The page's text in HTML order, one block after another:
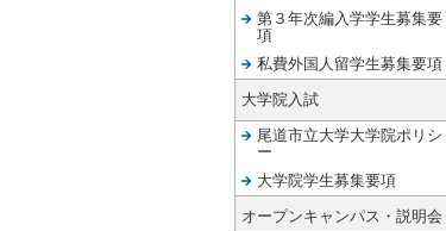
第３年次編入学学生募集要
項
私費外国人留学生募集要項
大学院入試
尾道市立大学大学院ポリシ
ー
大学院学生募集要項
オープンキャンパス・説明会